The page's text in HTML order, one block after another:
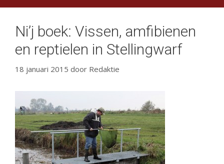
Ni’j boek: Vissen, amfibienen
en reptielen in Stellingwarf
18 januari 2015 door Redaktie